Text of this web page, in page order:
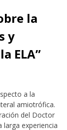
la
y
ELA”
a la
amiotrófica.
del Doctor
larga experiencia